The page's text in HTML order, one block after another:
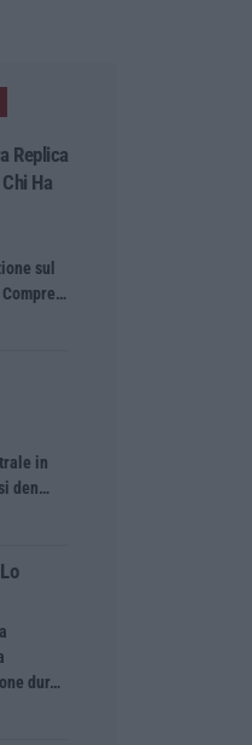
Replica
Ha
sul
in
den…
dur…